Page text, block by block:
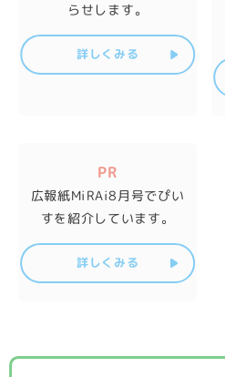
らせします。
詳しくみる
PR
広報紙MiRAi8月号でぴい
すを紹介しています。
詳しくみる